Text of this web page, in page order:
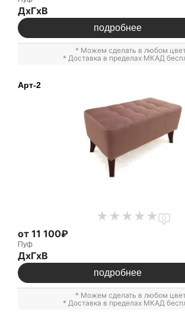
ДxГxВ
подробнее
* Можем сделать в любом
* Доставка в пределах МКАД
Арт-2
0
от 11 100₽
Пуф
ДxГxВ
подробнее
* Можем сделать в любом
* Доставка в пределах МКАД